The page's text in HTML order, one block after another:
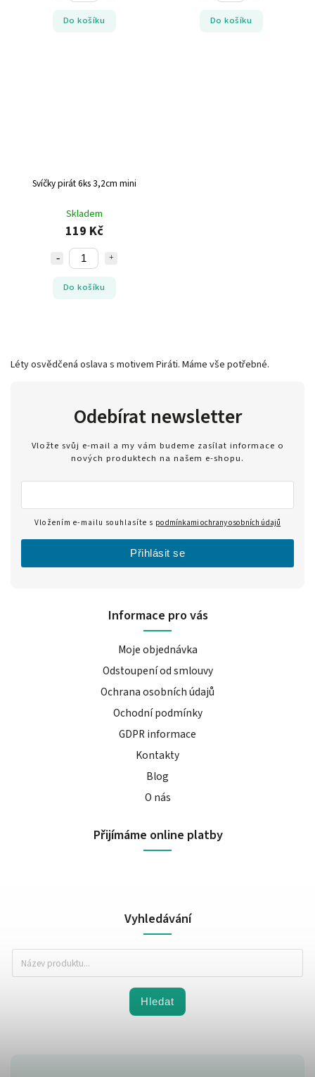
Do košíku Do košíku
Svíčky pirát 6ks 3,2cm mini
Skladem
119 Kč
Do košíku
Léty osvědčená oslava s motivem Piráti. Máme vše potřebné.
Informace pro vás
Moje objednávka
Odstoupení od smlouvy
Ochrana osobních údajů
Ochodní podmínky
GDPR informace
Kontakty
Blog
O nás
Přijímáme online platby
Vyhledávání
Hledat
Odebírat newsletter
Vložte svůj e-mail a my vám budeme zasílat informace o
nových produktech na našem e-shopu.
Vložením e-mailu souhlasíte s podmínkami ochrany osobních údajů
Přihlásit se